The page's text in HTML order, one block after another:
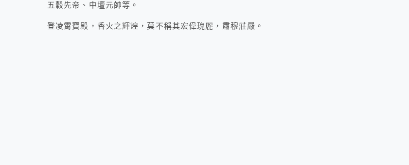
五穀先帝、中壇元帥等。
登凌霄寶殿，香火之輝煌，莫不稱其宏偉瑰麗，肅穆莊嚴。